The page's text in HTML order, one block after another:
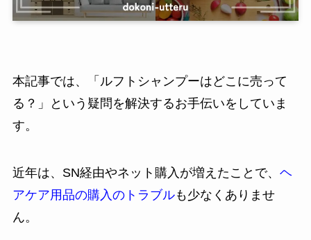
本記事では、「ルフトシャンプーはどこに売って
る？」という疑問を解決するお手伝いをしていま
す。
近年は、SN経由やネット購入が増えたことで、 ヘ
アケア用品の購入のトラブルも少なくありませ
ん。